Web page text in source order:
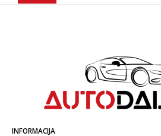
INFORMACIJA